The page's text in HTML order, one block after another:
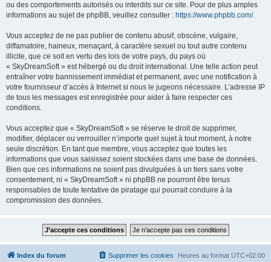
ou des comportements autorisés ou interdits sur ce site. Pour de plus amples
informations au sujet de phpBB, veuillez consulter : https://www.phpbb.com/.
Vous acceptez de ne pas publier de contenu abusif, obscène, vulgaire,
diffamatoire, haineux, menaçant, à caractère sexuel ou tout autre contenu
illicite, que ce soit en vertu des lois de votre pays, du pays où
« SkyDreamSoft » est hébergé ou du droit international. Une telle action peut
entraîner votre bannissement immédiat et permanent, avec une notification à
votre fournisseur d’accès à Internet si nous le jugeons nécessaire. L’adresse IP
de tous les messages est enregistrée pour aider à faire respecter ces
conditions.
Vous acceptez que « SkyDreamSoft » se réserve le droit de supprimer,
modifier, déplacer ou verrouiller n’importe quel sujet à tout moment, à notre
seule discrétion. En tant que membre, vous acceptez que toutes les
informations que vous saisissez soient stockées dans une base de données.
Bien que ces informations ne soient pas divulguées à un tiers sans votre
consentement, ni « SkyDreamSoft » ni phpBB ne pourront être tenus
responsables de toute tentative de piratage qui pourrait conduire à la
compromission des données.
Index du forum Heures au format UTC+02:00
Supprimer les cookies